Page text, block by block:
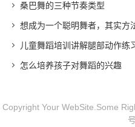
桑巴舞的三种节奏类型
想成为一个聪明舞者，其实方
儿童舞蹈培训讲解腿部动作练
怎么培养孩子对舞蹈的兴趣
Copyright Your WebSite.Some